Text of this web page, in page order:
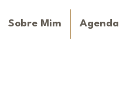
Sobre Mim Agenda